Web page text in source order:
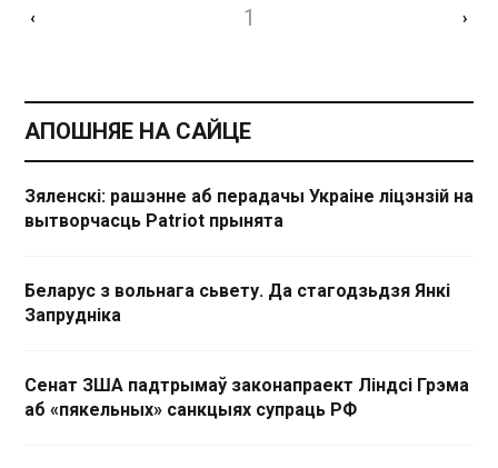
‹ 1 ›
АПОШНЯЕ НА САЙЦЕ
Зяленскі: рашэнне аб перадачы Украіне ліцэнзій на
вытворчасць Patriot прынята
Беларус з вольнага сьвету. Да стагодзьдзя Янкі
Запрудніка
Сенат ЗША падтрымаў законапраект Ліндсі Грэма
аб «пякельных» санкцыях супраць РФ